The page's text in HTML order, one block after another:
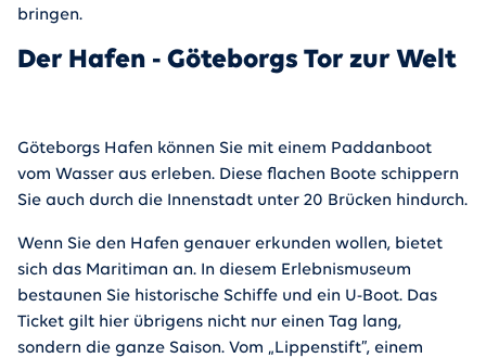
bringen.
Der Hafen - Göteborgs Tor zur Welt
Göteborgs Hafen können Sie mit einem Paddanboot
vom Wasser aus erleben. Diese flachen Boote schippern
Sie auch durch die Innenstadt unter 20 Brücken hindurch.
Wenn Sie den Hafen genauer erkunden wollen, bietet
sich das Maritiman an. In diesem Erlebnismuseum
bestaunen Sie historische Schiffe und ein U-Boot. Das
Ticket gilt hier übrigens nicht nur einen Tag lang,
sondern die ganze Saison. Vom „Lippenstift”, einem